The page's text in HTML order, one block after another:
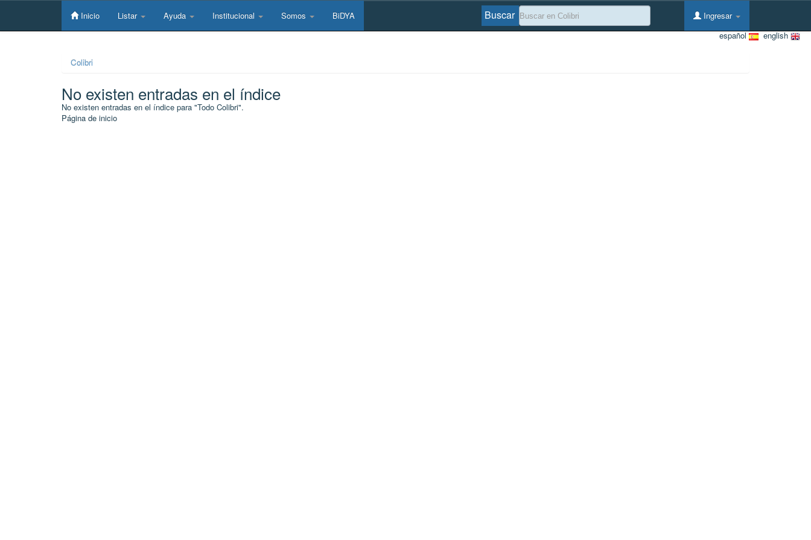
Skip
Inicio Listar Ayuda Institucional Somos BiDYA Ingresar
Buscar
english
español
Colibri
No existen entradas en el índice
No existen entradas en el índice para "Todo Colibri".
Página de inicio